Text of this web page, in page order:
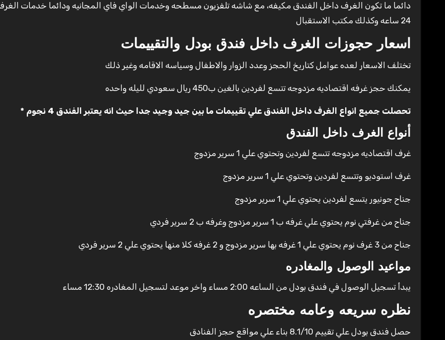
دائما ما تكون الغرف داخل الفندق مكيفه، مع شاشه تلفزيون مسطحه وخدمات الواي فاي المجانيه ودائما خدمات
24 ساعه وكذلك مكتب الاستقبال
اسعار حجوزات الغرف داخل فندق بودل والتقييمات
تختلف الاسعار لعده عوامل كتاريخ الحجز وعدد الزوار والاطفال وسياسه الاقامه وغير ذلك
يمكنك حجز غرفه اقتصاديه مزدوجه تتسع لفردين بالغين ب450 ريال سعودي لليله واحده
تحصلت جميع انواع الغرف داخل الفندق علي تقييمات ما بين جيد وجيد جدا حيث انه يعتبر الفندق 4 نجوم *
أنواع الغرف داخل الفندق
غرف اقتصاديه مزدوجه تتسع لفردين وتحتوي علي 1 سرير مزدوج
غرف استوديو وتتسع لفردين وتحتوي علي 1 سرير مزدوج
جناح جونيور يتسع لفردين يحتوي علي 1 سرير مزدوج
جناح من غرفتي نوم يحتوي علي غرفه ب 1 سرير مزدوج وغرفه ب 2 سرير فردي
جناح من 3 غرف نوم يحتوي علي 1 غرفه بها سرير مزدوج و 2 غرفه كلا منها يحتوي علي 2 سرير فردي
مواعيد الوصول والمغادره
يبدأ تسجيل الوصول في فندق بودل من الساعه 2:00 مساء واخر موعد لتسجيل المغادره 12:30 مساء
نظره سريعه وعامه مختصره
حصل فندق بودل علي تقييم 8.1/10 بناء علي مواقع حجز الفنادق